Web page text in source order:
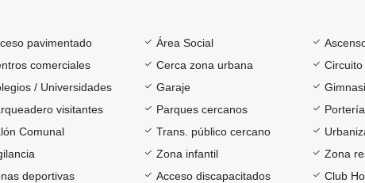
pavimentado Área Social
comerciales
Cerca zona urbana
/ Universidades
Garaje
visitantes
Parques cercanos
Comunal
Trans. público cercano
Zona infantil
Zona
deportivas
Acceso discapacitados
Club